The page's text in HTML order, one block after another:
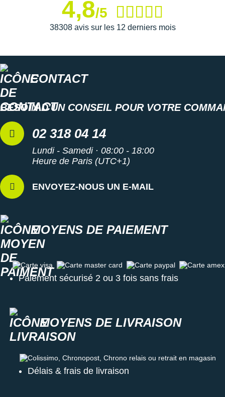
4,8/5
38308 avis sur les 12 derniers mois
CONTACT
BESOIN D'UN CONSEIL POUR VOTRE
02 318 04 14
Lundi - Samedi · 08:00 - 18:00
Heure de Paris (UTC+1)
ENVOYEZ-NOUS UN E-MAIL
MOYENS DE PAIEMENT
Carte visa Carte master card Carte paypal Carte amex
Paiement sécurisé 2 ou 3 fois sans frais
MOYENS DE LIVRAISON
Colissimo, Chronopost, Chrono relais ou retrait en magasin
Délais & frais de livraison